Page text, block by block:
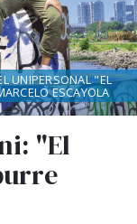
"El
UNIPERSONAL "EL
ESCAYOLA